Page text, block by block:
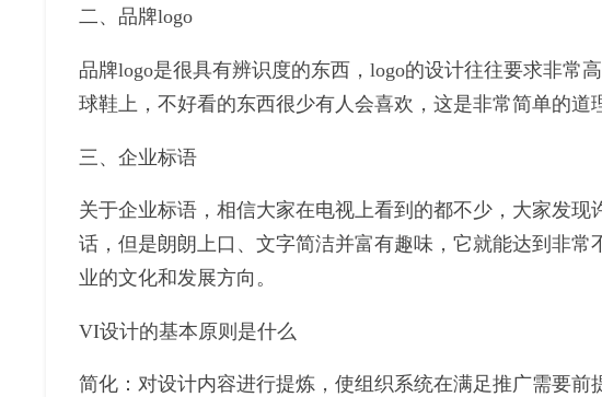
二、品牌logo
品牌logo是很具有辨识度的东西，logo的设计往往要求非常
球鞋上，不好看的东西很少有人会喜欢，这是非常简单的道
三、企业标语
关于企业标语，相信大家在电视上看到的都不少，大家发
话，但是朗朗上口、文字简洁并富有趣味，它就能达到非
业的文化和发展方向。
VI设计的基本原则是什么
简化：对设计内容进行提炼，使组织系统在满足推广需要